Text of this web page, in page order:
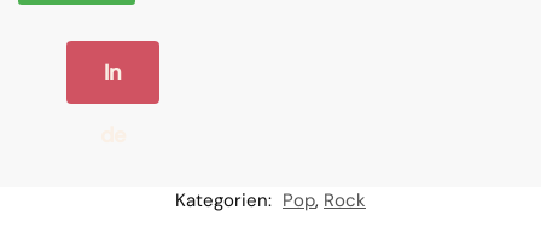
In
Kategorien: Pop, Rock